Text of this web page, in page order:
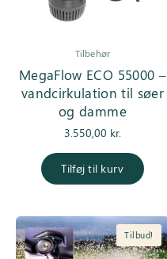
Tilbehør
MegaFlow ECO 55000 –
vandcirkulation til søer
og damme
3.550,00 kr.
Tilføj til kurv
Tilbud!